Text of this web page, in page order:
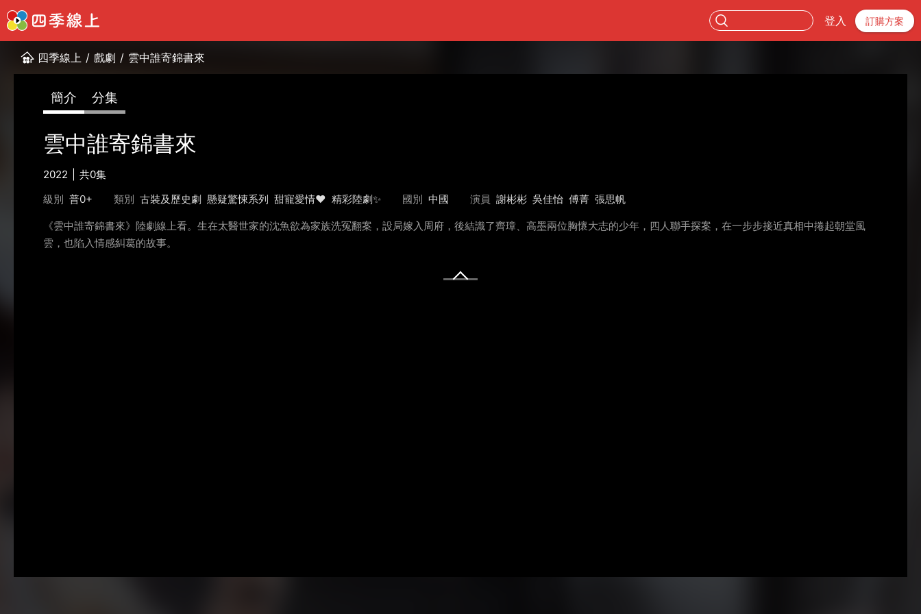
登入 訂購方案
四季線上 / 戲劇 / 雲中誰寄錦書來
簡介 分集
雲中誰寄錦書來
2022
共0集
級別 普0+ 類別 古裝及歷史劇 懸疑驚悚系列 甜寵愛情❤️ 精彩陸劇✨ 國別 中國 演員 謝彬彬 吳佳怡 傅菁 張思帆
《雲中誰寄錦書來》陸劇線上看。生在太醫世家的沈魚欲為家族洗冤翻案，設局嫁入周府，後結識了齊璋、高墨兩位胸懷大志的少年，四人聯手探案，在一步步接近真相中捲起朝堂風
雲，也陷入情感糾葛的故事。